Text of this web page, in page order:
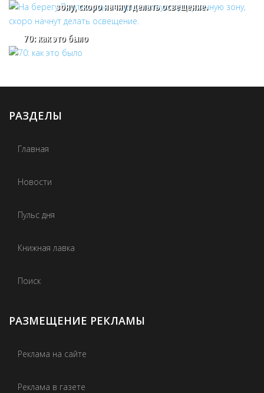
зону, скоро начнут делать освещение.
70: как это было
РАЗДЕЛЫ
Главная
Новости
Пульс дня
Книжная лавка
Поиск
РАЗМЕЩЕНИЕ РЕКЛАМЫ
Реклама на сайте
Реклама в газете